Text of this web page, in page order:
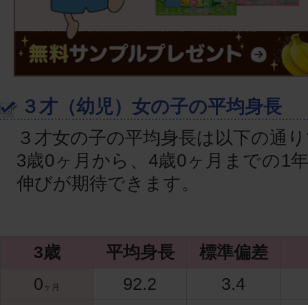
３才（幼児）女の子の平均身長
３才女の子の平均身長は以下の通
3歳0ヶ月から、4歳0ヶ月までの1
伸びが期待できます。
3歳 平均身長 標準偏差
0 ヶ月 92.2
3.4